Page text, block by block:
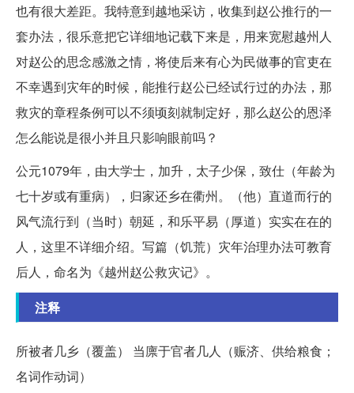
也有很大差距。我特意到越地采访，收集到赵公推行的一
套办法，很乐意把它详细地记载下来是，用来宽慰越州人
对赵公的思念感激之情，将使后来有心为民做事的官吏在
不幸遇到灾年的时候，能推行赵公已经试行过的办法，那
救灾的章程条例可以不须顷刻就制定好，那么赵公的恩泽
怎么能说是很小并且只影响眼前吗？
公元1079年，由大学士，加升，太子少保，致仕（年龄为
七十岁或有重病），归家还乡在衢州。（他）直道而行的
风气流行到（当时）朝延，和乐平易（厚道）实实在在的
人，这里不详细介绍。写篇（饥荒）灾年治理办法可教育
后人，命名为《越州赵公救灾记》。
注释
所被者几乡（覆盖） 当廪于官者几人（赈济、供给粮食；
名词作动词）